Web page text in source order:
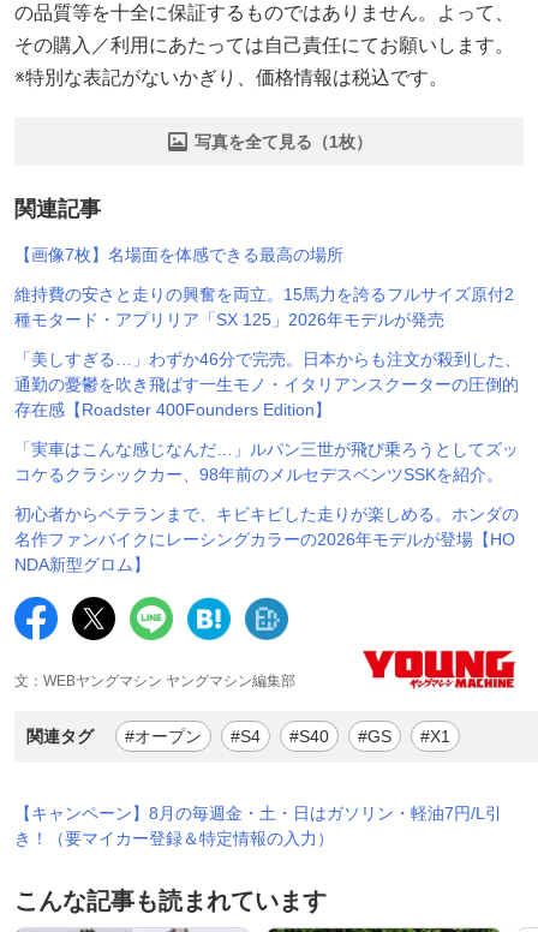
の品質等を十全に保証するものではありません。よって、
その購入／利用にあたっては自己責任にてお願いします。
※特別な表記がないかぎり、価格情報は税込です。
写真を全て見る（1枚）
関連記事
【画像7枚】名場面を体感できる最高の場所
維持費の安さと走りの興奮を両立。15馬力を誇るフルサイズ原付2
種モタード・アプリリア「SX 125」2026年モデルが発売
「美しすぎる…」わずか46分で完売。日本からも注文が殺到した、
通勤の憂鬱を吹き飛ばす一生モノ・イタリアンスクーターの圧倒的
存在感【Roadster 400Founders Edition】
「実車はこんな感じなんだ…」ルパン三世が飛び乗ろうとしてズッ
コケるクラシックカー、98年前のメルセデスベンツSSKを紹介。
初心者からベテランまで、キビキビした走りが楽しめる。ホンダの
名作ファンバイクにレーシングカラーの2026年モデルが登場【HO
NDA新型グロム】
文：WEBヤングマシン ヤングマシン編集部
関連タグ #オープン #S4 #S40 #GS #X1
【キャンペーン】8月の毎週金・土・日はガソリン・軽油7円/L引
き！（要マイカー登録＆特定情報の入力）
こんな記事も読まれています